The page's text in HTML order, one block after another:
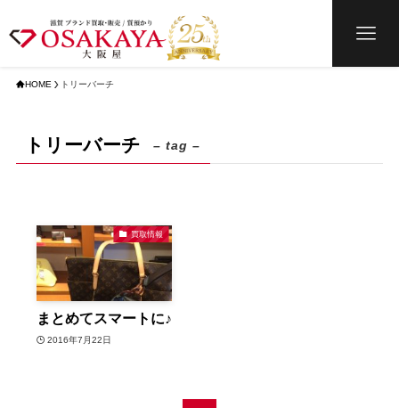
HOME トリーバーチ
トリーバーチ – tag –
買取情報
まとめてスマートに♪
2016年7月22日